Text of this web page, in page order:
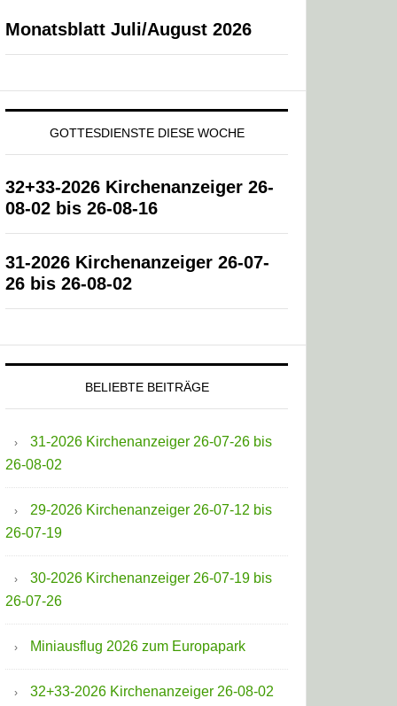
Monatsblatt Juli/August 2026
GOTTESDIENSTE DIESE WOCHE
32+33-2026 Kirchenanzeiger 26-
08-02 bis 26-08-16
31-2026 Kirchenanzeiger 26-07-
26 bis 26-08-02
BELIEBTE BEITRÄGE
31-2026 Kirchenanzeiger 26-07-26 bis
26-08-02
29-2026 Kirchenanzeiger 26-07-12 bis
26-07-19
30-2026 Kirchenanzeiger 26-07-19 bis
26-07-26
Miniausflug 2026 zum Europapark
32+33-2026 Kirchenanzeiger 26-08-02